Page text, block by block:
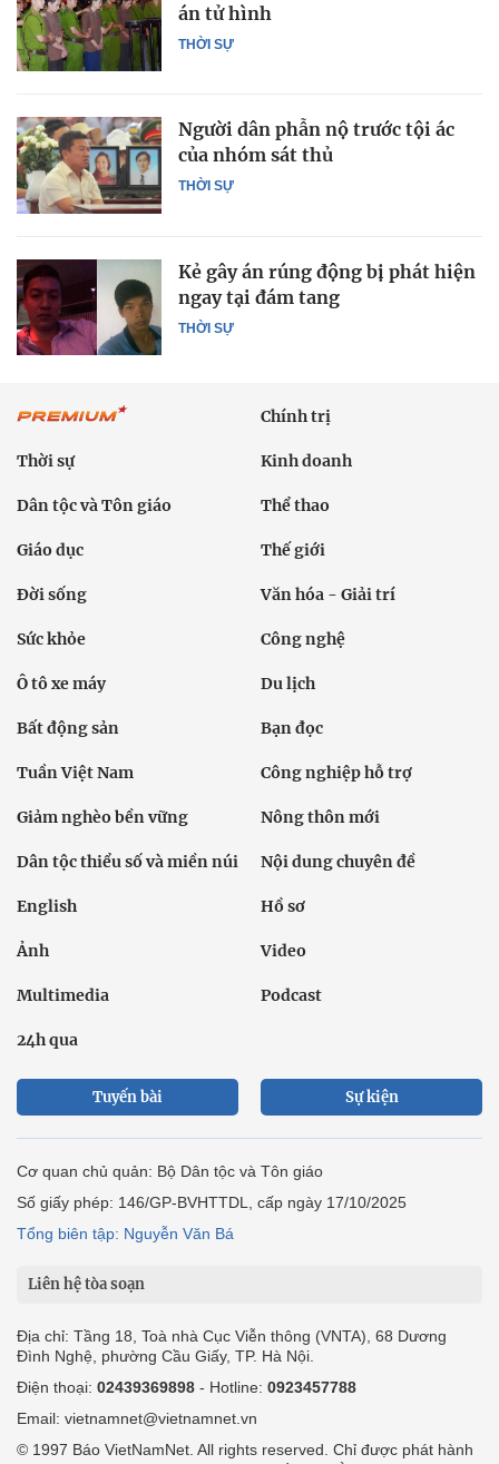
THỜI SỰ
án tử hình
THỜI SỰ
Người dân phẫn nộ trước tội ác
của nhóm sát thủ
THỜI SỰ
Kẻ gây án rúng động bị phát hiện
ngay tại đám tang
Chính trị
Thời sự Kinh doanh
Dân tộc và Tôn giáo Thể thao
Giáo dục Thế giới
Đời sống Văn hóa - Giải trí
Sức khỏe Công nghệ
Ô tô xe máy Du lịch
Bất động sản Bạn đọc
Tuần Việt Nam Công nghiệp hỗ trợ
Giảm nghèo bền vững Nông thôn mới
Dân tộc thiểu số và miền núi Nội dung chuyên đề
English Hồ sơ
Ảnh Video
Multimedia Podcast
24h qua
Tuyến bài Sự kiện
Cơ quan chủ quản: Bộ Dân tộc và Tôn giáo
Số giấy phép: 146/GP-BVHTTDL, cấp ngày 17/10/2025
Tổng biên tập: Nguyễn Văn Bá
Liên hệ tòa soạn
Địa chỉ: Tầng 18, Toà nhà Cục Viễn thông (VNTA), 68 Dương
Đình Nghệ, phường Cầu Giấy, TP. Hà Nội.
Điện thoại: 02439369898 - Hotline: 0923457788
Email: vietnamnet@vietnamnet.vn
© 1997 Báo VietNamNet. All rights reserved. Chỉ được phát hành